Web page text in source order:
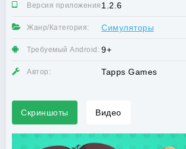
Версия приложения:1.2.6
Жанр/Категория: Симуляторы
Требуемый Android: 9+
Автор: Tapps Games
Скриншоты Видео